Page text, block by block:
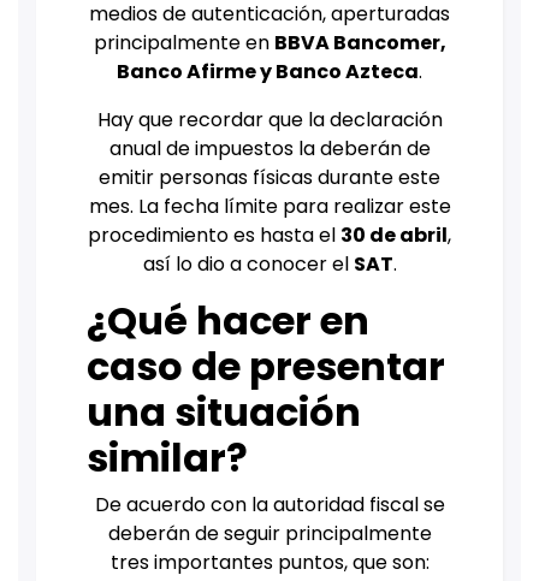
medios de autenticación, aperturadas
principalmente en BBVA Bancomer,
Banco Afirme y Banco Azteca.
Hay que recordar que la declaración
anual de impuestos la deberán de
emitir personas físicas durante este
mes. La fecha límite para realizar este
procedimiento es hasta el 30 de abril,
así lo dio a conocer el SAT.
¿Qué hacer en
caso de presentar
una situación
similar?
De acuerdo con la autoridad fiscal se
deberán de seguir principalmente
tres importantes puntos, que son: